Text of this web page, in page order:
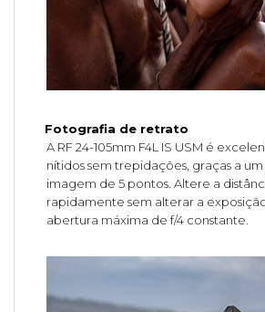
Fotografia de retrato
A RF 24-105mm F4L IS USM é
nítidos sem trepidações, graças a
imagem de 5 pontos. Altere a
rapidamente sem alterar a
abertura máxima de f/4 constante.